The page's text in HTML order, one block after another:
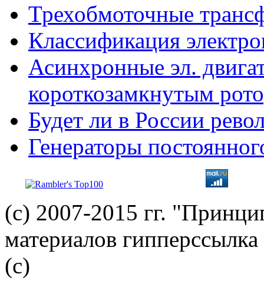
Трехобмоточные
Классификация
Асинхронные эл.
короткозамкнутым
Будет ли в России
Генераторы
(с) 2007-2015 гг.
материалов гипперссылка
(c)